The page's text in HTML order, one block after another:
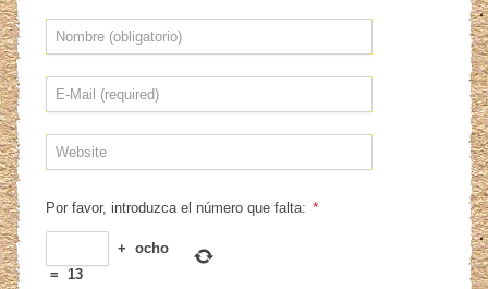
Por favor, introduzca el número que falta: *
+
ocho
=
13